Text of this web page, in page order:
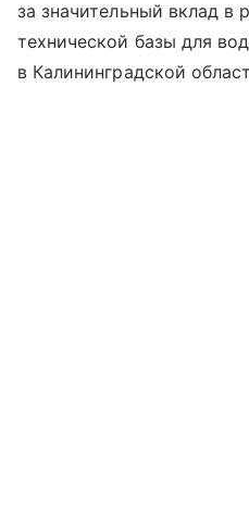
за значительный вклад в
технической базы для
в Калининградской